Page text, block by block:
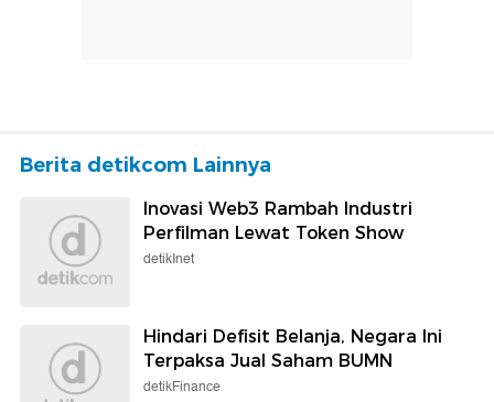
Berita detikcom Lainnya
Inovasi Web3 Rambah Industri
Perfilman Lewat Token Show
detikInet
Hindari Defisit Belanja, Negara Ini
Terpaksa Jual Saham BUMN
detikFinance